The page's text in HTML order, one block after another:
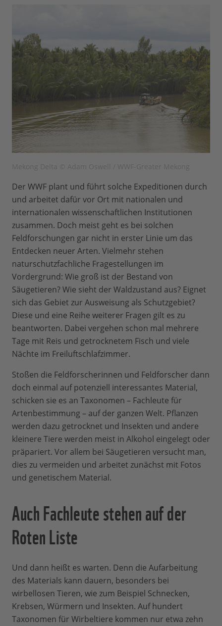
Der WWF plant und führt solche Expeditionen durch
und arbeitet dafür vor Ort mit nationalen und
internationalen wissenschaftlichen Institutionen
zusammen. Doch meist geht es bei solchen
Feldforschungen gar nicht in erster Linie um das
Entdecken neuer Arten. Vielmehr stehen
naturschutzfachliche Fragestellungen im
Vordergrund: Wie groß ist der Bestand von
Säugetieren? Wie sieht der Waldzustand aus? Eignet
sich das Gebiet zur Ausweisung als Schutzgebiet?
Diese und eine Reihe weiterer Fragen gilt es zu
beantworten. Dabei vergehen schon mal mehrere
Tage mit Reis und getrocknetem Fisch und viele
Nächte im Freiluftschlafzimmer.
Stoßen die Feldforscherinnen und Feldforscher dann
doch einmal auf potenziell interessantes Material,
schicken sie es an Taxonomen – Fachleute für
Artenbestimmung – auf der ganzen Welt. Pflanzen
werden dazu getrocknet und Insekten und andere
kleinere Tiere werden meist in Alkohol eingelegt oder
präpariert. Vor allem bei Säugetieren versucht man,
dies zu vermeiden und arbeitet zunächst mit Fotos
und genetischem Material.
Auch Fachleute stehen auf der
Roten Liste
Und dann heißt es warten. Denn die Aufarbeitung
des Materials kann dauern, besonders bei
wirbellosen Tieren, wie zum Beispiel Schnecken,
Krebsen, Würmern und Insekten. Auf hundert
Taxonomen für Wirbeltiere kommen nur etwa zehn